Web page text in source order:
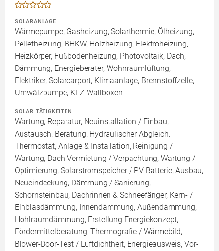
SOLARANLAGE
Wärmepumpe, Gasheizung, Solarthermie, Ölheizung,
Pelletheizung, BHKW, Holzheizung, Elektroheizung,
Heizkörper, Fußbodenheizung, Photovoltaik, Dach,
Dämmung, Energieberater, Wohnraumlüftung,
Elektriker, Solarcarport, Klimaanlage, Brennstoffzelle,
Umwälzpumpe, KFZ Wallboxen
SOLAR TÄTIGKEITEN
Wartung, Reparatur, Neuinstallation / Einbau,
Austausch, Beratung, Hydraulischer Abgleich,
Thermostat, Anlage & Installation, Reinigung /
Wartung, Dach Vermietung / Verpachtung, Wartung /
Optimierung, Solarstromspeicher / PV Batterie, Ausbau,
Neueindeckung, Dämmung / Sanierung,
Schornsteinbau, Dachrinnen & Schneefänger, Kern- /
Einblasdämmung, Innendämmung, Außendämmung,
Hohlraumdämmung, Erstellung Energiekonzept,
Fördermittelberatung, Thermografie / Wärmebild,
Blower-Door-Test / Luftdichtheit, Energieausweis, Vor-